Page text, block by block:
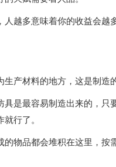
越多意味着你的收益会越多
生产材料的地方，这是制造
具是最容易制造出来的，只
行了。
的物品都会堆积在这里，按